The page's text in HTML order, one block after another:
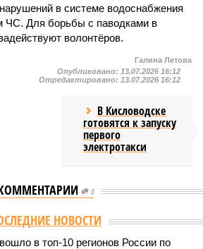
в системе водоснабжения
ЧС. Для борьбы с паводками в
волонтёров.
Галина Летова
Опубликовано: 13.07.2026 16:12
Отредактировано: 13.07.2026 16:12
В Кисловодске
готовятся к запуску
первого
электротакси
0
НОВОСТИ
в топ-10 регионов России по